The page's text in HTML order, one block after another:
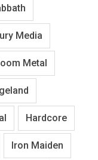
Media
Metal
Hardcore
Iron Maiden